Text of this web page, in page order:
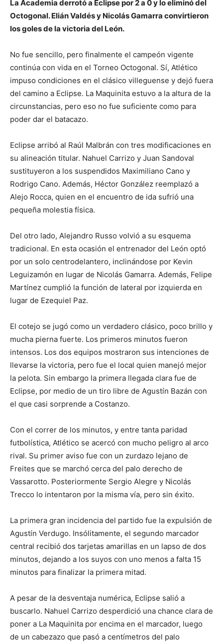
La Academia derrotó a Eclipse por 2 a 0 y lo eliminó del
Octogonal. Elián Valdés y Nicolás Gamarra convirtieron
los goles de la victoria del León.
No fue sencillo, pero finalmente el campeón vigente
continúa con vida en el Torneo Octogonal. Sí, Atlético
impuso condiciones en el clásico villeguense y dejó fuera
del camino a Eclipse. La Maquinita estuvo a la altura de la
circunstancias, pero eso no fue suficiente como para
poder dar el batacazo.
Eclipse arribó al Raúl Malbrán con tres modificaciones en
su alineación titular. Nahuel Carrizo y Juan Sandoval
sustituyeron a los suspendidos Maximiliano Cano y
Rodrigo Cano. Además, Héctor González reemplazó a
Alejo Rocca, quien en el encuentro de ida sufrió una
pequeña molestia física.
Del otro lado, Alejandro Russo volvió a su esquema
tradicional. En esta ocasión el entrenador del León optó
por un solo centrodelantero, inclinándose por Kevin
Leguizamón en lugar de Nicolás Gamarra. Además, Felipe
Martínez cumplió la función de lateral por izquierda en
lugar de Ezequiel Paz.
El cotejo se jugó como un verdadero clásico, poco brillo y
mucha pierna fuerte. Los primeros minutos fueron
intensos. Los dos equipos mostraron sus intenciones de
llevarse la victoria, pero fue el local quien manejó mejor
la pelota. Sin embargo la primera llegada clara fue de
Eclipse, por medio de un tiro libre de Agustín Bazán con
el que casi sorprende a Costanzo.
Con el correr de los minutos, y entre tanta paridad
futbolística, Atlético se acercó con mucho peligro al arco
rival. Su primer aviso fue con un zurdazo lejano de
Freites que se marchó cerca del palo derecho de
Vassarotto. Posteriormente Sergio Alegre y Nicolás
Trecco lo intentaron por la misma vía, pero sin éxito.
La primera gran incidencia del partido fue la expulsión de
Agustín Verdugo. Insólitamente, el segundo marcador
central recibió dos tarjetas amarillas en un lapso de dos
minutos, dejando a los suyos con uno menos a falta 15
minutos para finalizar la primera mitad.
A pesar de la desventaja numérica, Eclipse salió a
buscarlo. Nahuel Carrizo desperdició una chance clara de
poner a La Maquinita por encima en el marcador, luego
de un cabezazo que pasó a centímetros del palo